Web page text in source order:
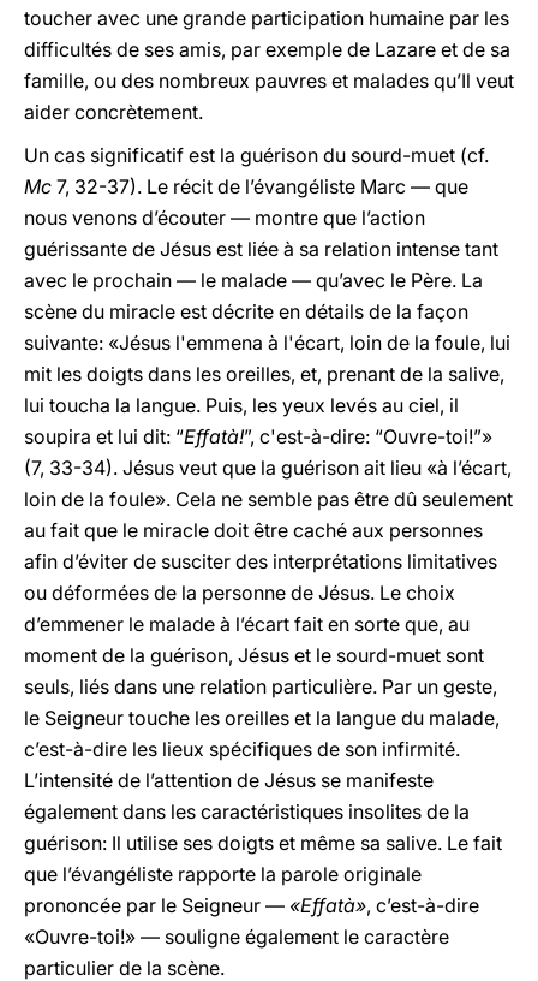
toucher avec une grande participation humaine par les
difficultés de ses amis, par exemple de Lazare et de sa
famille, ou des nombreux pauvres et malades qu’Il veut
aider concrètement.
Un cas significatif est la guérison du sourd-muet (cf.
Mc 7, 32-37). Le récit de l’évangéliste Marc — que
nous venons d’écouter — montre que l’action
guérissante de Jésus est liée à sa relation intense tant
avec le prochain — le malade — qu’avec le Père. La
scène du miracle est décrite en détails de la façon
suivante: «Jésus l'emmena à l'écart, loin de la foule, lui
mit les doigts dans les oreilles, et, prenant de la salive,
lui toucha la langue. Puis, les yeux levés au ciel, il
soupira et lui dit: “Effatà!”, c'est-à-dire: “Ouvre-toi!”»
(7, 33-34). Jésus veut que la guérison ait lieu «à l’écart,
loin de la foule». Cela ne semble pas être dû seulement
au fait que le miracle doit être caché aux personnes
afin d’éviter de susciter des interprétations limitatives
ou déformées de la personne de Jésus. Le choix
d’emmener le malade à l’écart fait en sorte que, au
moment de la guérison, Jésus et le sourd-muet sont
seuls, liés dans une relation particulière. Par un geste,
le Seigneur touche les oreilles et la langue du malade,
c’est-à-dire les lieux spécifiques de son infirmité.
L’intensité de l’attention de Jésus se manifeste
également dans les caractéristiques insolites de la
guérison: Il utilise ses doigts et même sa salive. Le fait
que l’évangéliste rapporte la parole originale
prononcée par le Seigneur — «Effatà», c’est-à-dire
«Ouvre-toi!» — souligne également le caractère
particulier de la scène.